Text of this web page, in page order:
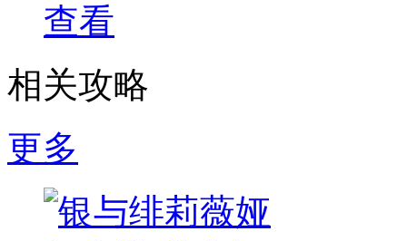
查看
相关攻略
更多